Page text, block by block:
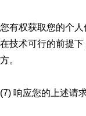
您有权获取您的个
在技术可行的前提
方。
(7) 响应您的上述请